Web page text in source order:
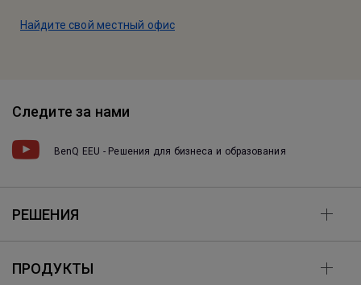
Найдите свой местный офис
Следите за нами
BenQ EEU - Решения для бизнеса и образования
РЕШЕНИЯ
ПРОДУКТЫ